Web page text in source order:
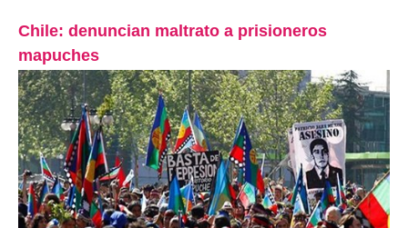
Chile: denuncian maltrato a prisioneros
mapuches